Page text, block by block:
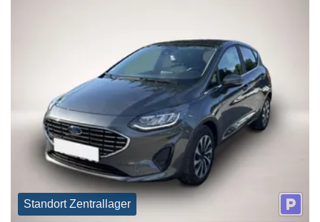
Standort Zentrallager